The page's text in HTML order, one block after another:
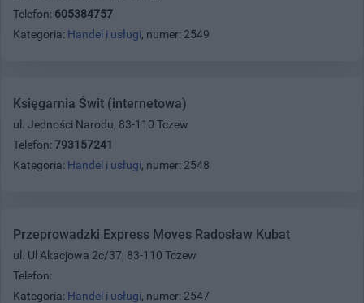
Telefon: 605384757
Kategoria: Handel i usługi, numer: 2549
Księgarnia Świt (internetowa)
ul. Jedności Narodu, 83-110 Tczew
Telefon: 793157241
Kategoria: Handel i usługi, numer: 2548
Przeprowadzki Express Moves Radosław Kubat
ul. Ul Akacjowa 2c/37, 83-110 Tczew
Telefon:
Kategoria: Handel i usługi, numer: 2547